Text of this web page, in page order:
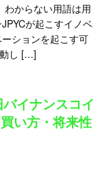
わからない用語は用
が起こすイノベ
ションを起こす可
し […]
イナンスコイ
い方・将来性